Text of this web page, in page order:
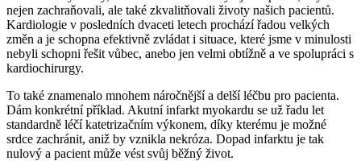
nejen zachraňovali, ale také zkvalitňovali životy našich pacientů.
Kardiologie v posledních dvaceti letech prochází řadou velkých
změn a je schopna efektivně zvládat i situace, které jsme v minulosti
nebyli schopni řešit vůbec, anebo jen velmi obtížně a ve spolupráci s
kardiochirurgy.
To také znamenalo mnohem náročnější a delší léčbu pro pacienta.
Dám konkrétní příklad. Akutní infarkt myokardu se už řadu let
standardně léčí katetrizačním výkonem, díky kterému je možné
srdce zachránit, aniž by vznikla nekróza. Dopad infarktu je tak
nulový a pacient může vést svůj běžný život.